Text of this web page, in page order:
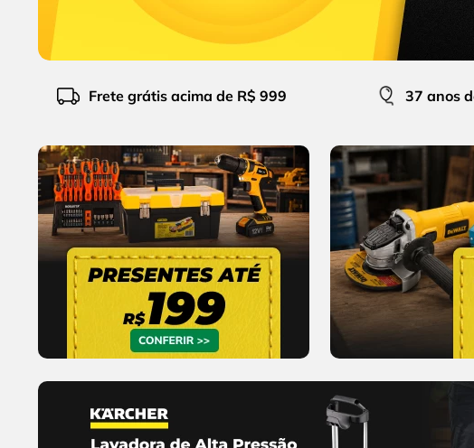
Frete grátis acima de R$ 999 37 anos